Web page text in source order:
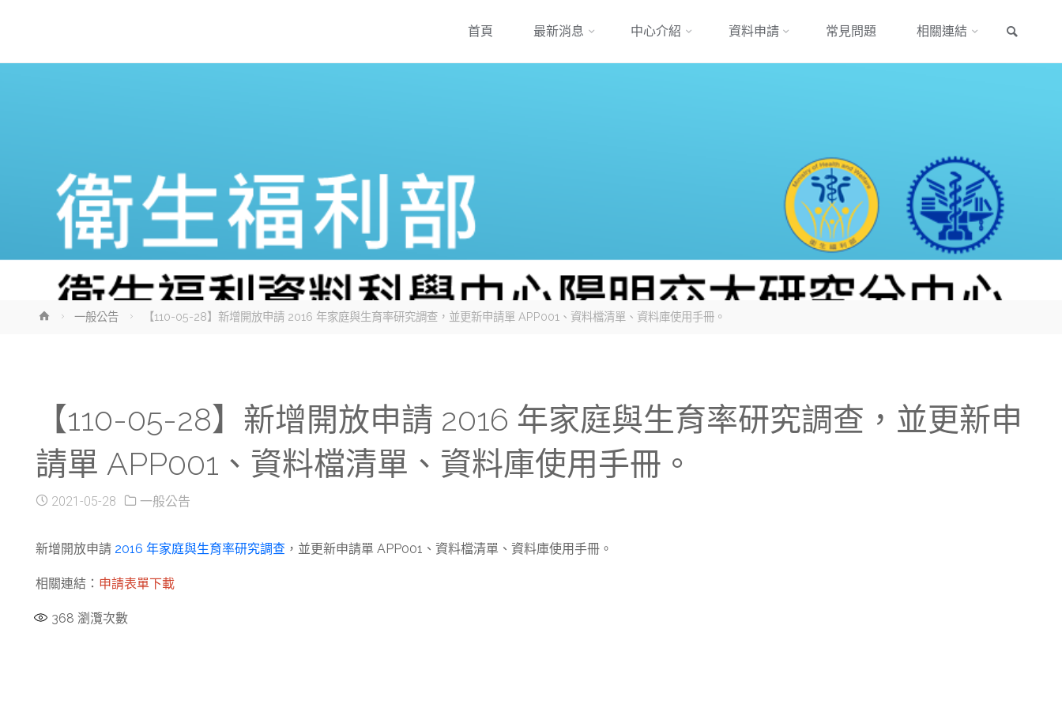
跳
到
首頁 最新消息 中心介紹 資料申請 常見問題 相關連結
Home一般公告 【110-05-28】新增開放申請 2016 年家庭與生育率研究調查，並更新申請單 APP001、資料檔清單、資料庫使用手冊。
【110-05-28】新增開放申請 2016 年家庭與生育率研究調查，並更新申
請單 APP001、資料檔清單、資料庫使用手冊。
2021-05-28 一般公告
新增開放申請 2016 年家庭與生育率研究調查，並更新申請單 APP001、資料檔清單、資料庫使用手冊。
相關連結： 申請表單下載
368 瀏灠次數